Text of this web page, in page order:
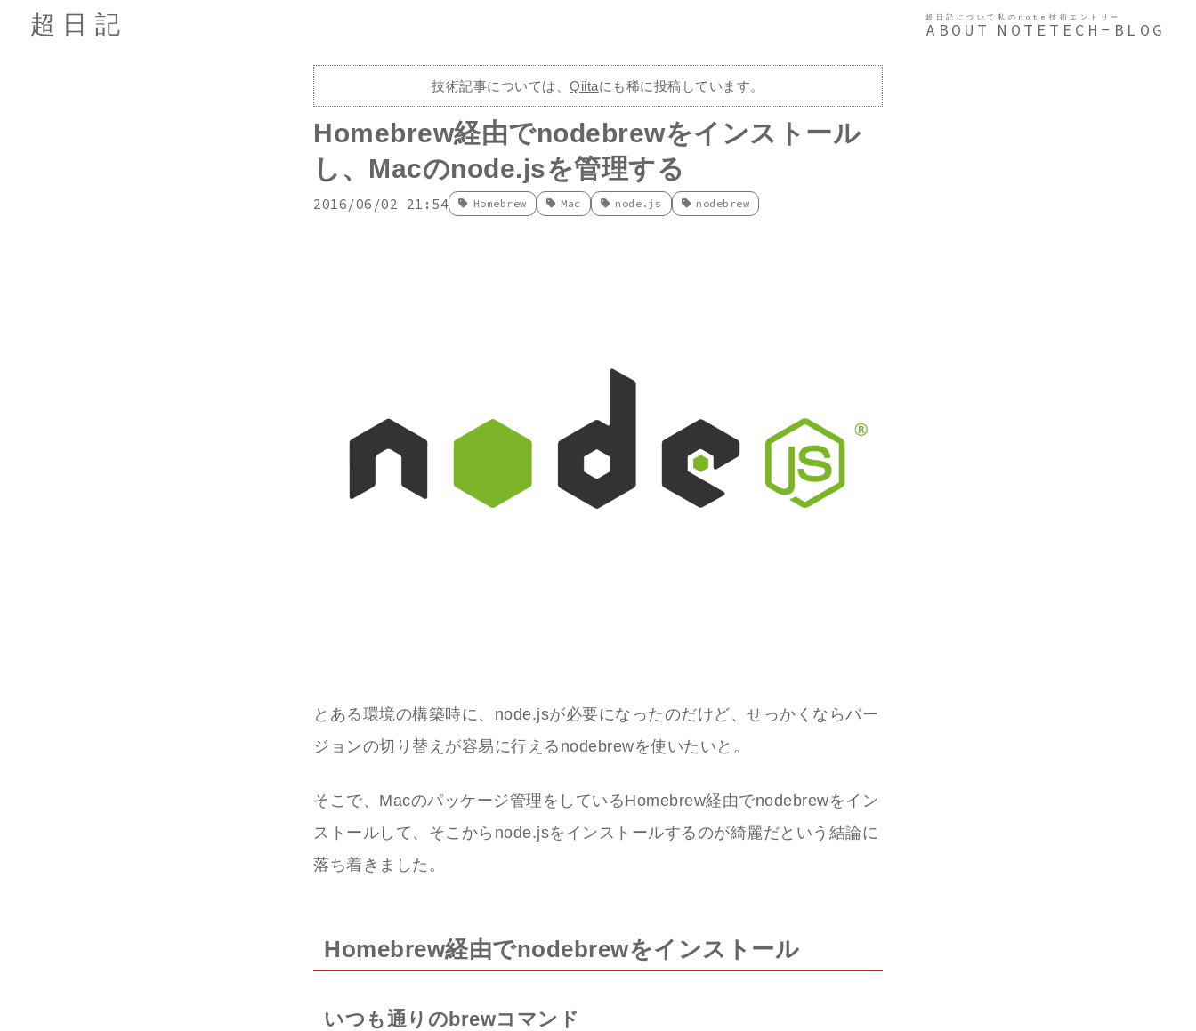
超日記 超日記について
ABOUT
私のnote
NOTE
技術エントリー
TECH-BLOG
技術記事については、Qiitaにも稀に投稿しています。
Homebrew経由でnodebrewをインストール
し、Macのnode.jsを管理する
2016/06/02 21:54 Homebrew Mac node.js nodebrew
とある環境の構築時に、node.jsが必要になったのだけど、せっかくならバー
ジョンの切り替えが容易に行えるnodebrewを使いたいと。
そこで、Macのパッケージ管理をしているHomebrew経由でnodebrewをイン
ストールして、そこからnode.jsをインストールするのが綺麗だという結論に
落ち着きました。
Homebrew経由でnodebrewをインストール
いつも通りのbrewコマンド